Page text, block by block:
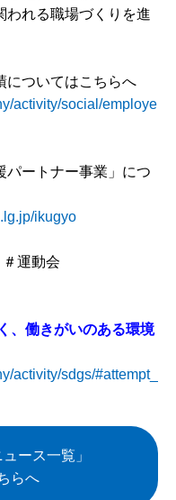
われる職場づくりを進
ついてはこちらへ
activity/social/employe
ートナー事業」につ
ikugyo
運動会
、働きがいのある環境
activity/sdgs/#attempt_
ース一覧」
らへ